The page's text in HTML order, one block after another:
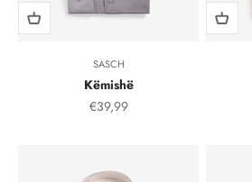
SASCH
Këmishë
Çmimi i shitjes, çmimi i shitjeve
€39,99